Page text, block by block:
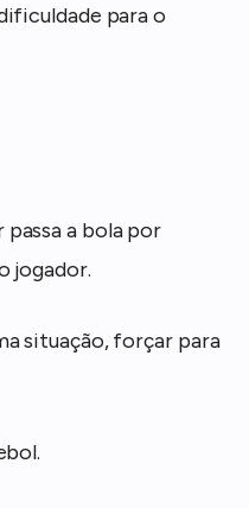
para o
passa a bola por
jogador.
situação, forçar para